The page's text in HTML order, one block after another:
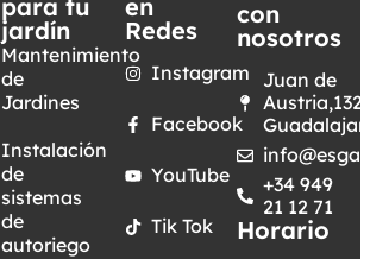
para tu
jardín
Mantenimiento
de
Jardines
Instalación
de
sistemas
de
autoriego
en
Redes
Instagram
Facebook
YouTube
Tik Tok
con
nosotros
Juan de
Austria,132.
+34 949
21 12 71
Horario